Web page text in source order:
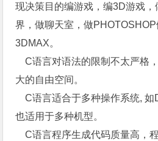
现决策目的编游戏，编3D游戏
界，做聊天室，做
3DMAX。
C语言对语法的限制不太严格
大的自由空间。
C语言适合于多种操作系统, 如
也适用于多种机型。
C语言程序生成代码质量高，